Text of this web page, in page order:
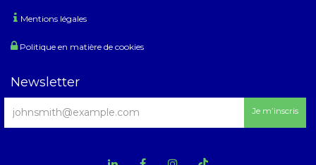
Mentions légales
Politique en matière de cookies
Newsletter
Je m’inscris